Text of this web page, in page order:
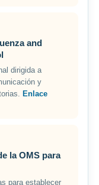
and
dirigida a
y
Enlace
la OMS para
para establecer